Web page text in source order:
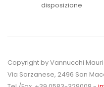
disposizione
Copyright by Vannucchi
Via Sarzanese, 2496 San